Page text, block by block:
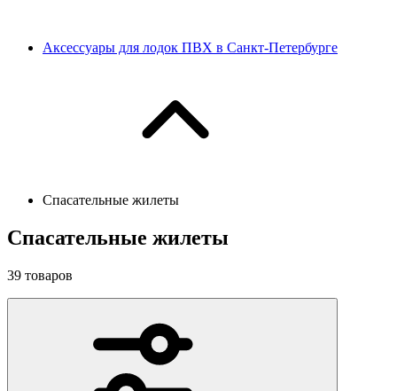
Аксессуары для лодок ПВХ в Санкт-Петербурге
Спасательные жилеты
Спасательные жилеты
39 товаров